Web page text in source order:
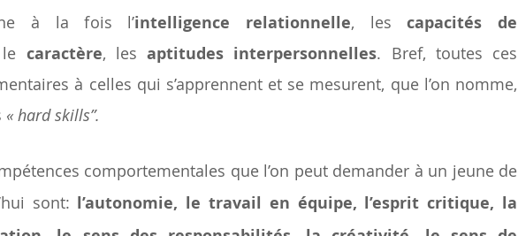
à la fois l’intelligence relationnelle, les capacités de
caractère, les aptitudes interpersonnelles. Bref, toutes ces
à celles qui s’apprennent et se mesurent, que l’on nomme,
« hard skills”.
comportementales que l’on peut demander à un jeune de
sont: l’autonomie, le travail en équipe, l’esprit critique, la